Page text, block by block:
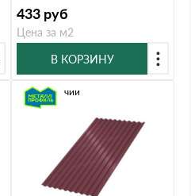
433 руб
Цена за м2
В КОРЗИНУ
В наличии